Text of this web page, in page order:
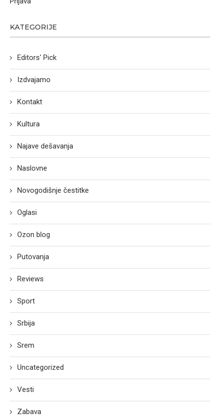
KATEGORIJE
Editors' Pick
Izdvajamo
Kontakt
Kultura
Najave dešavanja
Naslovne
Novogodišnje čestitke
Oglasi
Ozon blog
Putovanja
Reviews
Sport
Srbija
Srem
Uncategorized
Vesti
Zabava